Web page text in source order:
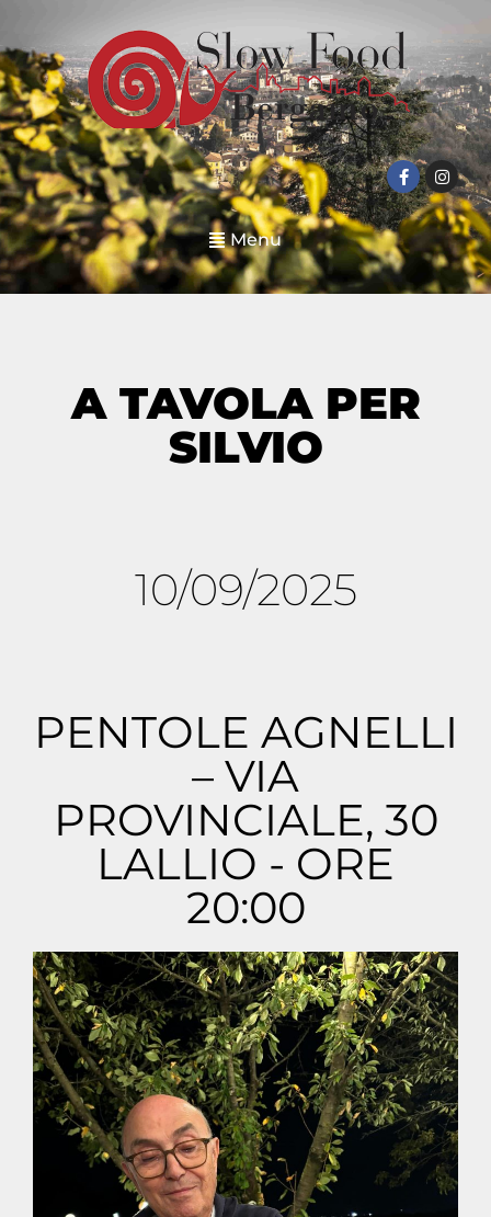
Menu
A TAVOLA PER
SILVIO
10/09/2025
PENTOLE AGNELLI
– VIA
PROVINCIALE, 30
LALLIO - ORE
20:00